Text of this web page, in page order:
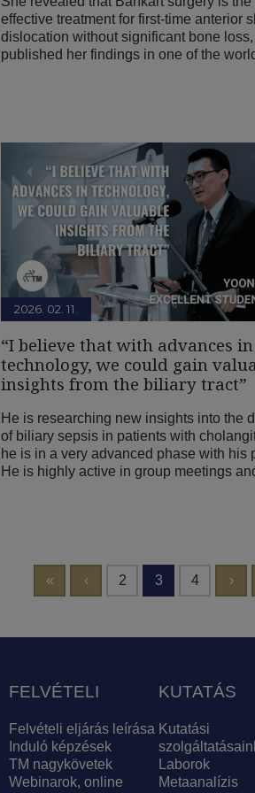
effective treatment for first-time anterior
dislocation without significant bone loss,
published her findings in one of the
2026. 02. 11.
“I believe that with advances in
technology, we could gain
insights from the biliary tract”
He is researching new insights into the
of biliary sepsis in patients with
he is in a very advanced phase with his
He is highly active in group meetings
Első oldal
« Előző oldal
‹ 2 3 4 ›
FELVÉTELI
Felvételi eljárás leírása
Induló képzések
TM nagykövetek
Webinarok, online
KUTATÁS
Kutatási
Laborok
Metaanalízis